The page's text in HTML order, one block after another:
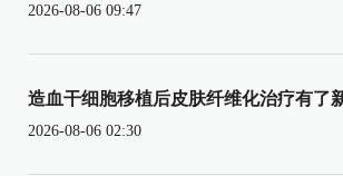
2026-08-06 09:47
造血干细胞移植后皮肤纤维化治疗有了
2026-08-06 02:30